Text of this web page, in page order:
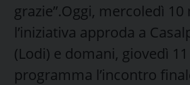
grazie”.Oggi, mercoledì 10
l’iniziativa approda a
(Lodi) e domani, giovedì
programma l’incontro